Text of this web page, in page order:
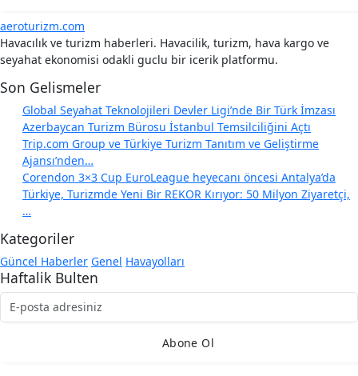
aeroturizm.com
Havacılık ve turizm haberleri. Havacilik, turizm, hava kargo ve
seyahat ekonomisi odakli guclu bir icerik platformu.
Son Gelismeler
Global Seyahat Teknolojileri Devler Ligi’nde Bir Türk İmzası
Azerbaycan Turizm Bürosu İstanbul Temsilciliğini Açtı
Trip.com Group ve Türkiye Turizm Tanıtım ve Geliştirme
Ajansı’nden…
Corendon 3×3 Cup EuroLeague heyecanı öncesi Antalya’da
Türkiye, Turizmde Yeni Bir REKOR Kırıyor: 50 Milyon Ziyaretçi,
…
Kategoriler
Güncel Haberler Genel Havayolları
Haftalik Bulten
Abone Ol